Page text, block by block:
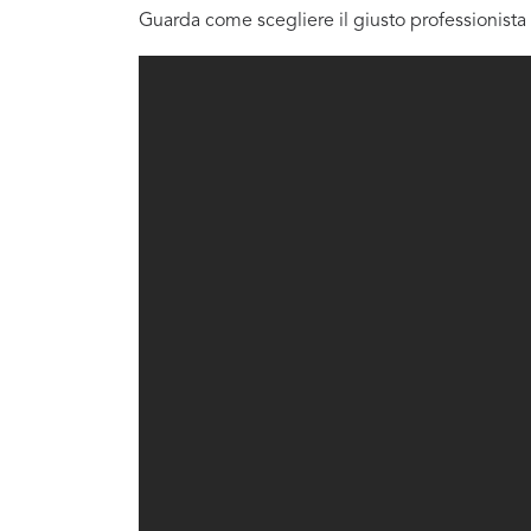
Guarda come scegliere il giusto professionista